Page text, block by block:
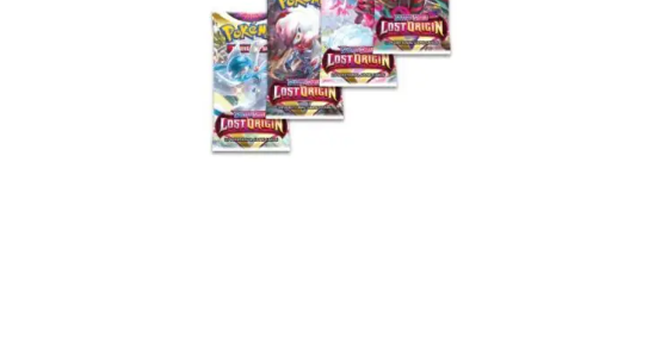
€12.95 €10.95